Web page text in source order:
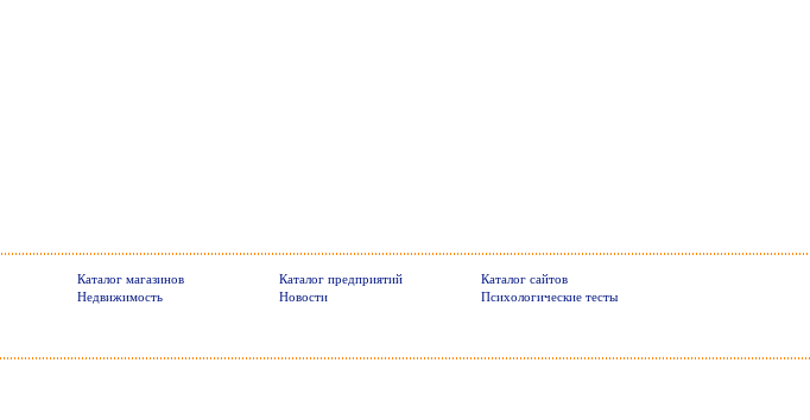
Каталог магазинов Каталог предприятий
Каталог сайтов
Недвижимость Новости
Психологические тесты